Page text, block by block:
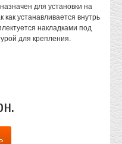
для установки на
устанавливается внутрь
накладками под
для крепления.